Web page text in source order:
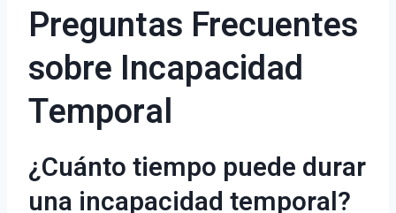
Preguntas Frecuentes
sobre Incapacidad
Temporal
¿Cuánto tiempo puede durar
una incapacidad temporal?